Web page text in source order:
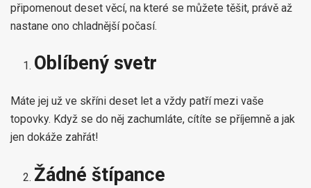
připomenout deset věcí, na které se můžete těšit, právě až
nastane ono chladnější počasí.
Oblíbený svetr
Máte jej už ve skříni deset let a vždy patří mezi vaše
topovky. Když se do něj zachumláte, cítíte se příjemně a jak
jen dokáže zahřát!
Žádné štípance